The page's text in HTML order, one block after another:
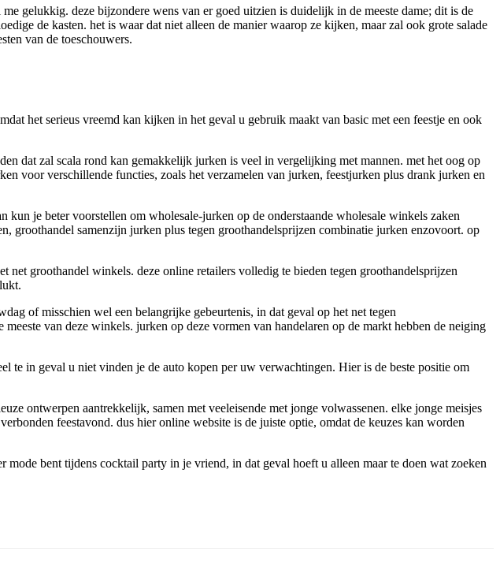
gelukkig. deze bijzondere wens van er goed uitzien is duidelijk in de meeste dame; dit is de
de kasten. het is waar dat niet alleen de manier waarop ze kijken, maar zal ook grote salade
van de toeschouwers.
het serieus vreemd kan kijken in het geval u gebruik maakt van basic met een feestje en ook
dat zal scala rond kan gemakkelijk jurken is veel in vergelijking met mannen. met het oog op
voor verschillende functies, zoals het verzamelen van jurken, feestjurken plus drank jurken en
je beter voorstellen om wholesale-jurken op de onderstaande wholesale winkels zaken
groothandel samenzijn jurken plus tegen groothandelsprijzen combinatie jurken enzovoort. op
groothandel winkels. deze online retailers volledig te bieden tegen groothandelsprijzen
of misschien wel een belangrijke gebeurtenis, in dat geval op het net tegen
van deze winkels. jurken op deze vormen van handelaren op de markt hebben de neiging
te in geval u niet vinden je de auto kopen per uw verwachtingen. Hier is de beste positie om
ontwerpen aantrekkelijk, samen met veeleisende met jonge volwassenen. elke jonge meisjes
feestavond. dus hier online website is de juiste optie, omdat de keuzes kan worden
bent tijdens cocktail party in je vriend, in dat geval hoeft u alleen maar te doen wat zoeken